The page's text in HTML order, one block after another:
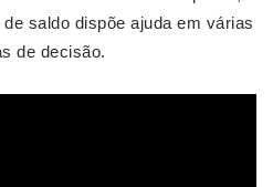
saldo dispõe ajuda em várias
de decisão.